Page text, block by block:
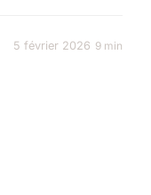
5 février 2026 9 min